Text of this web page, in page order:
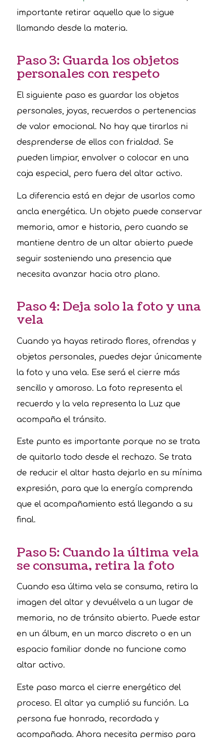
importante retirar aquello que lo sigue
llamando desde la materia.
Paso 3: Guarda los objetos
personales con respeto
El siguiente paso es guardar los objetos
personales, joyas, recuerdos o pertenencias
de valor emocional. No hay que tirarlos ni
desprenderse de ellos con frialdad. Se
pueden limpiar, envolver o colocar en una
caja especial, pero fuera del altar activo.
La diferencia está en dejar de usarlos como
ancla energética. Un objeto puede conservar
memoria, amor e historia, pero cuando se
mantiene dentro de un altar abierto puede
seguir sosteniendo una presencia que
necesita avanzar hacia otro plano.
Paso 4: Deja solo la foto y una
vela
Cuando ya hayas retirado flores, ofrendas y
objetos personales, puedes dejar únicamente
la foto y una vela. Ese será el cierre más
sencillo y amoroso. La foto representa el
recuerdo y la vela representa la Luz que
acompaña el tránsito.
Este punto es importante porque no se trata
de quitarlo todo desde el rechazo. Se trata
de reducir el altar hasta dejarlo en su mínima
expresión, para que la energía comprenda
que el acompañamiento está llegando a su
final.
Paso 5: Cuando la última vela
se consuma, retira la foto
Cuando esa última vela se consuma, retira la
imagen del altar y devuélvela a un lugar de
memoria, no de tránsito abierto. Puede estar
en un álbum, en un marco discreto o en un
espacio familiar donde no funcione como
altar activo.
Este paso marca el cierre energético del
proceso. El altar ya cumplió su función. La
persona fue honrada, recordada y
acompañada. Ahora necesita permiso para